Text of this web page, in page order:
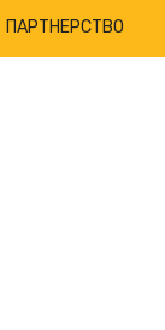
ПАРТНЕРСТВО